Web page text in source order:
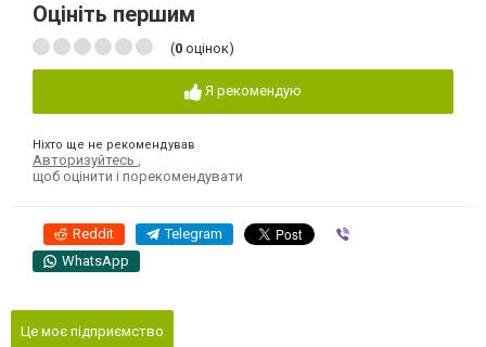
Оцініть першим
(0 оцінок)
Я рекомендую
Ніхто ще не рекомендував
Авторизуйтесь
щоб оцінити і порекомендувати
Reddit Telegram
WhatsApp
Це моє підприємство